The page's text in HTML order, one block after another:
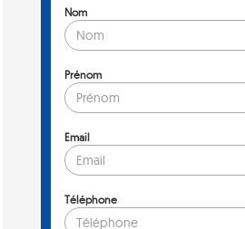
Nom
Prénom
Email
Téléphone